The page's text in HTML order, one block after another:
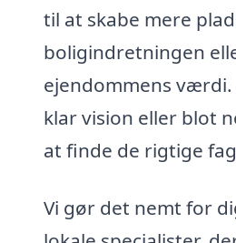
til at skabe mere
boligindretningen
ejendommens
klar vision eller blot
at finde de rigtige
Vi gør det nemt for